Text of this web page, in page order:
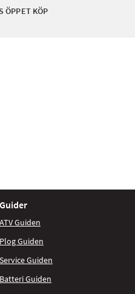
ÖPPET KÖP
Guider
ATV Guiden
Plog Guiden
Service Guiden
Batteri Guiden